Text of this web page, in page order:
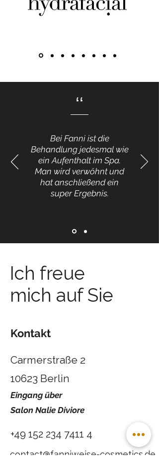
ʻʻ
Bei Fanni ist die
Behandlung jedesmal wie
ein Aufenthalt im Spa.
Man wird verwöhnt und
hat anschließend ein
super Ergebnis.
Ich freue
mich auf Sie
Kontakt
Carmerstraße 2
10623 Berlin
Eingang über
Salon Nalie Diviore
+49 152 234 7411 4
contact@fanniweise-cosmetics.de